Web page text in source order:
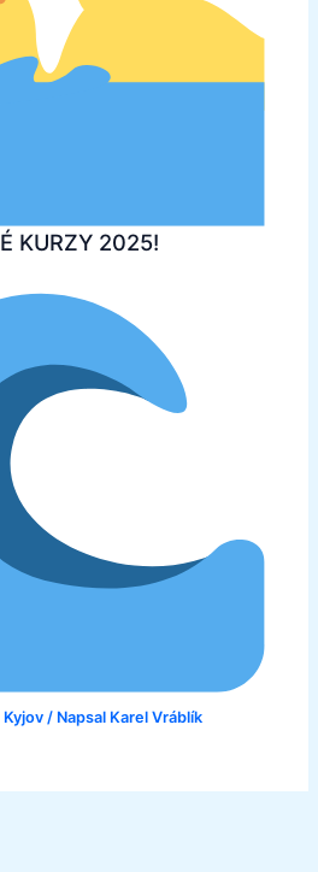
KURZY 2025!
Kyjov / Napsal Karel Vráblík